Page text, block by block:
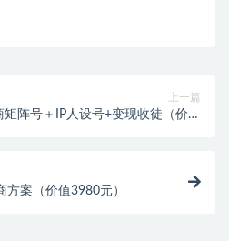
上一篇
阵号＋IP人设号+变现收徒（价值
案（价值3980元）